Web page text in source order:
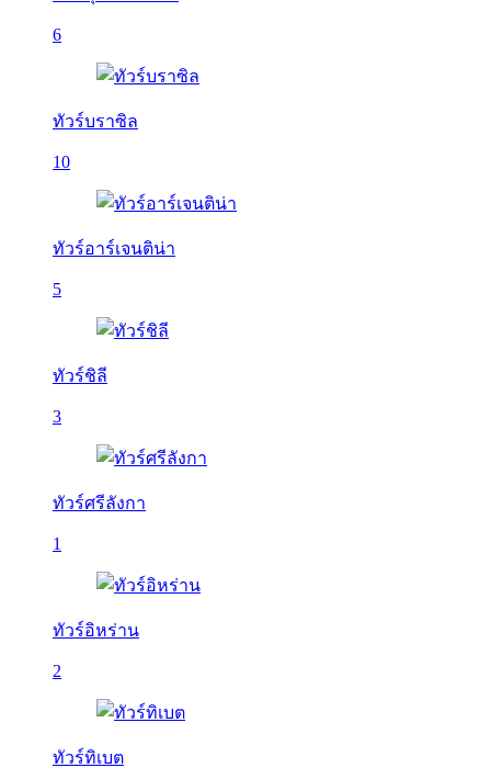
6
ทัวร์บราซิล
10
ทัวร์อาร์เจนติน่า
5
ทัวร์ชิลี
3
ทัวร์ศรีลังกา
1
ทัวร์อิหร่าน
2
ทัวร์ทิเบต